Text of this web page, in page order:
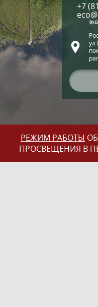
+7
(по
РЕЖИМ РАБОТЫ
ПРОСВЕЩЕНИЯ В